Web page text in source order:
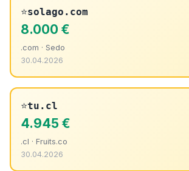
⭐solago.com
8.000 €
.com · Sedo
30.04.2026
⭐tu.cl
4.945 €
.cl · Fruits.co
30.04.2026